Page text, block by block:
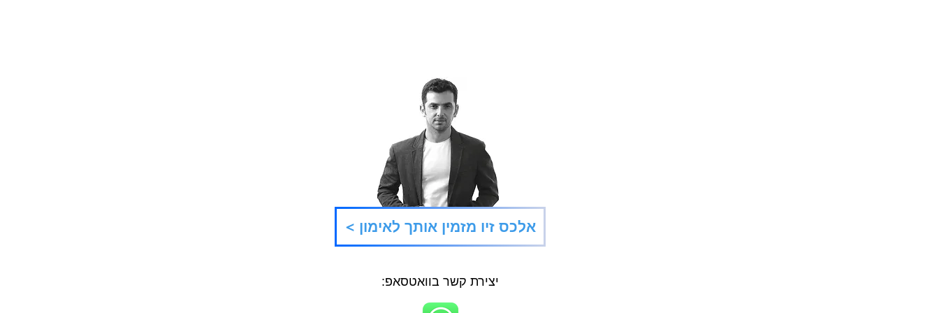
שתי דרכים להגשמת חיים
אידיאליים< אלכס זיו מזמין אותך לאימון
יצירת קשר בוואטסאפ: